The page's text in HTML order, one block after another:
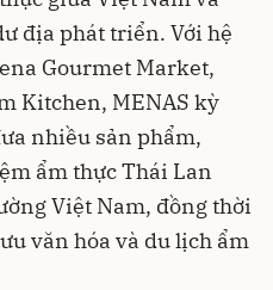
địa phát triển. Với hệ
Gourmet Market,
Kitchen, MENAS kỳ
nhiều sản phẩm,
ẩm thực Thái Lan
Việt Nam, đồng thời
văn hóa và du lịch ẩm